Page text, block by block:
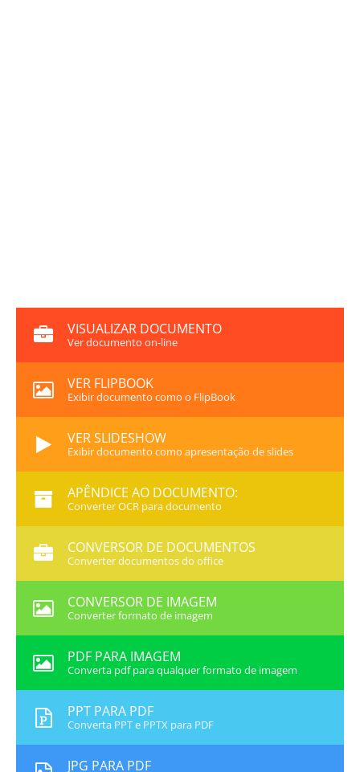
VISUALIZAR DOCUMENTO
Ver documento on-line
VER FLIPBOOK
Exibir documento como o FlipBook
VER SLIDESHOW
Exibir documento como apresentação de slides
APÊNDICE AO DOCUMENTO:
Converter OCR para documento
CONVERSOR DE DOCUMENTOS
Converter documentos do office
CONVERSOR DE IMAGEM
Converter formato de imagem
PDF PARA IMAGEM
Converta pdf para qualquer formato de imagem
PPT PARA PDF
Converta PPT e PPTX para PDF
JPG PARA PDF